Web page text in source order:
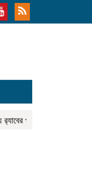
পৃথক অভিযান : ১ লাখ ৯৪